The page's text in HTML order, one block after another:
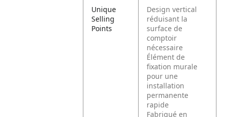
Unique
Selling
Points
Design vertical
réduisant la
surface de
comptoir
nécessaire
Élément de
fixation murale
pour une
installation
permanente
rapide
Fabriqué en